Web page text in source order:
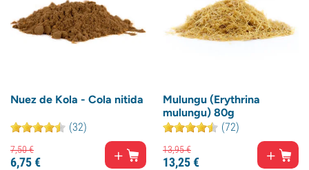
Nuez de Kola - Cola nitida
(32)
7,50€
6,75€
Mulungu (Erythrina
mulungu) 80g
(72)
13,95€
13,25€